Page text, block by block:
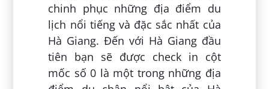
chinh phục những địa điểm du
lịch nổi tiếng và đặc sắc nhất của
Hà Giang. Đến với Hà Giang đầu
tiên bạn sẽ được check in cột
mốc số 0 là một trong những địa